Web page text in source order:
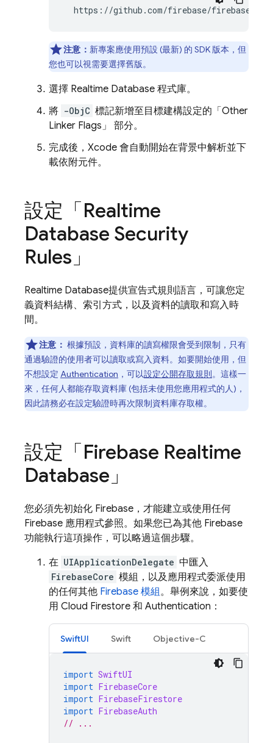
https://github.com/firebase/firebase-
注意： 新專案應使用預設 (最新) 的 SDK 版本，但
您也可以視需要選擇舊版。
選擇 Realtime Database 程式庫。
將 -ObjC 標記新增至目標建構設定的「Other
Linker Flags」
部分。
完成後，Xcode 會自動開始在背景中解析並下
載依附元件。
設定「Realtime
Database Security
Rules 」
Realtime Database提供宣告式規則語言，可讓您定
義資料結構、索引方式，以及資料的讀取和寫入時
間。
注意： 根據預設，資料庫的讀寫權限會受到限制，只有
通過驗證的使用者可以讀取或寫入資料。如要開始使用，但
不想設定 Authentication ，可以設定公開存取規則。這樣一
來，任何人都能存取資料庫 (包括未使用您應用程式的人)，
因此請務必在設定驗證時再次限制資料庫存取權。
設定「Firebase Realtime
Database 」
您必須先初始化 Firebase，才能建立或使用任何
Firebase 應用程式參照。如果您已為其他 Firebase
功能執行這項操作，可以略過這個步驟。
在 UIApplicationDelegate 中匯入
FirebaseCore 模組，以及應用程式委派使用
的任何其他 Firebase 模組。舉例來說，如要使
用 Cloud Firestore 和 Authentication ：
SwiftUI Swift Objective-C
import SwiftUI
import FirebaseCore
import FirebaseFirestore
import FirebaseAuth
// ...